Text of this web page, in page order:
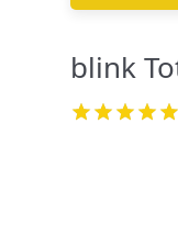
blink